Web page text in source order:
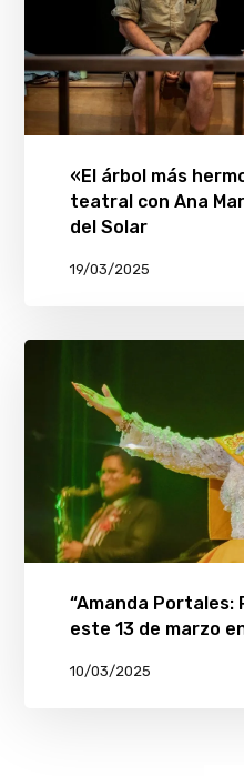
«El árbol más
teatral con Ana
del Solar
19/03/2025
“Amanda Portales:
este 13 de marzo
10/03/2025